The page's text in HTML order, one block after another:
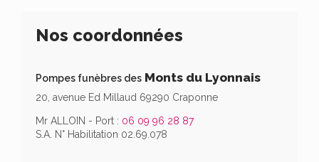
Nos coordonnées
Pompes funèbres des Monts du Lyonnais
20, avenue Ed Millaud 69290 Craponne
Mr ALLOIN - Port : 06 09 96 28 87
S.A. N° Habilitation 02.69.078